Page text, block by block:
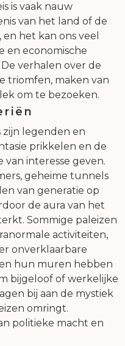
is vaak nauw
van het land of de
het kan ons veel
en economische
verhalen over de
triomfen, maken van
om te bezoeken.
zijn legenden en
prikkelen en de
van interesse geven.
geheime tunnels
van generatie op
de aura van het
Sommige paleizen
activiteiten,
onverklaarbare
hun muren hebben
bijgeloof of werkelijke
bij aan de mystiek
omringt.
politieke macht en